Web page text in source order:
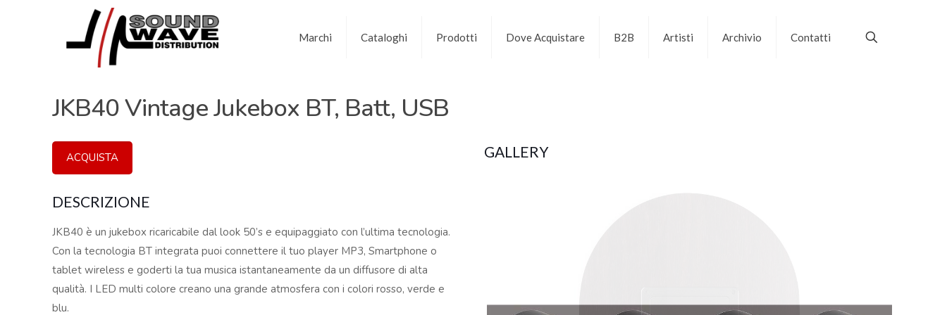
Marchi Cataloghi Prodotti Dove Acquistare B2B Artisti Archivio Contatti
JKB40 Vintage Jukebox BT, Batt, USB
ACQUISTA
DESCRIZIONE
JKB40 è un jukebox ricaricabile dal look 50’s e equipaggiato con l’ultima tecnologia.
Con la tecnologia BT integrata puoi connettere il tuo player MP3, Smartphone o
tablet wireless e goderti la tua musica istantaneamente da un diffusore di alta
qualità. I LED multi colore creano una grande atmosfera con i colori rosso, verde e
blu.
GALLERY